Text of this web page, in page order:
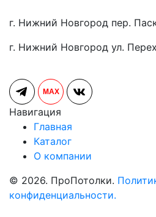
г. Нижний Новгород пер.
г. Нижний Новгород ул.
MAX
Навигация
Главная
Каталог
О компании
© 2026. ПроПотолки.
конфиденциальности.